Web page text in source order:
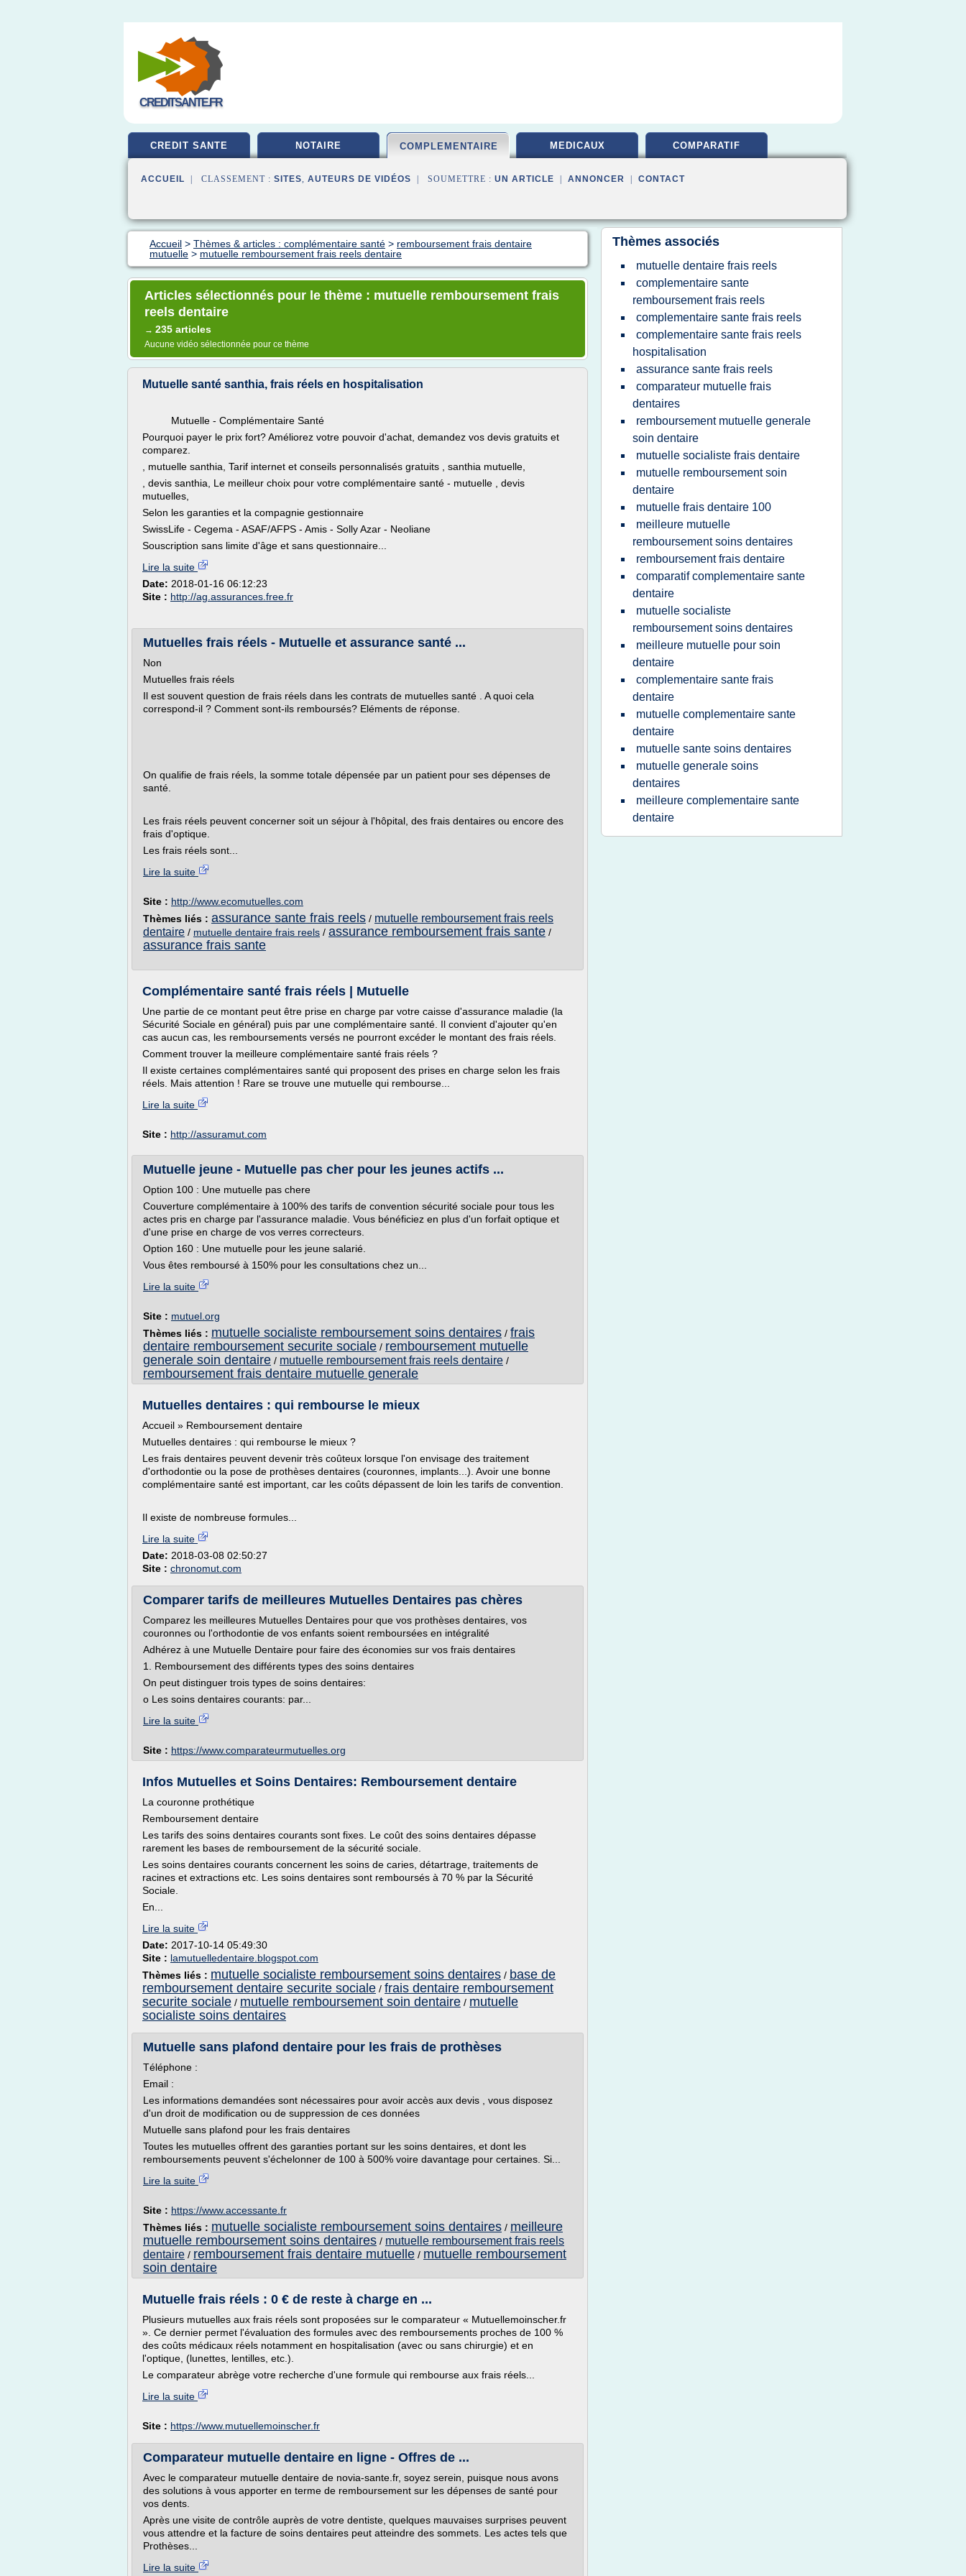
CREDITSANTE.FR
CREDIT SANTE NOTAIRE COMPLEMENTAIRE MEDICAUX COMPARATIF
ACCUEIL | CLASSEMENT : SITES, AUTEURS DE VIDÉOS | SOUMETTRE : UN ARTICLE ANNONCER CONTACT
Accueil > Thèmes & articles : complémentaire santé > remboursement frais dentaire
mutuelle > mutuelle remboursement frais reels dentaire
Articles sélectionnés pour le thème : mutuelle remboursement frais
reels dentaire
→ 235 articles
Aucune vidéo sélectionnée pour ce thème
Mutuelle santé santhia, frais réels en hospitalisation
Mutuelle - Complémentaire Santé
Pourquoi payer le prix fort? Améliorez votre pouvoir d'achat, demandez vos devis gratuits et
comparez.
, mutuelle santhia, Tarif internet et conseils personnalisés gratuits , santhia mutuelle,
, devis santhia, Le meilleur choix pour votre complémentaire santé - mutuelle , devis
mutuelles,
Selon les garanties et la compagnie gestionnaire
SwissLife - Cegema - ASAF/AFPS - Amis - Solly Azar - Neoliane
Souscription sans limite d'âge et sans questionnaire...
Lire la suite
Date: 2018-01-16 06:12:23
Site : http://ag.assurances.free.fr
Mutuelles frais réels - Mutuelle et assurance santé ...
Non
Mutuelles frais réels
Il est souvent question de frais réels dans les contrats de mutuelles santé . A quoi cela
correspond-il ? Comment sont-ils remboursés? Eléments de réponse.
On qualifie de frais réels, la somme totale dépensée par un patient pour ses dépenses de
santé.
Les frais réels peuvent concerner soit un séjour à l'hôpital, des frais dentaires ou encore des
frais d'optique.
Les frais réels sont...
Lire la suite
Site : http://www.ecomutuelles.com
Thèmes liés : assurance sante frais reels / mutuelle remboursement frais reels
dentaire / mutuelle dentaire frais reels / assurance remboursement frais sante /
assurance frais sante
Complémentaire santé frais réels | Mutuelle
Une partie de ce montant peut être prise en charge par votre caisse d'assurance maladie (la
Sécurité Sociale en général) puis par une complémentaire santé. Il convient d'ajouter qu'en
cas aucun cas, les remboursements versés ne pourront excéder le montant des frais réels.
Comment trouver la meilleure complémentaire santé frais réels ?
Il existe certaines complémentaires santé qui proposent des prises en charge selon les frais
réels. Mais attention ! Rare se trouve une mutuelle qui rembourse...
Lire la suite
Site : http://assuramut.com
Mutuelle jeune - Mutuelle pas cher pour les jeunes actifs ...
Option 100 : Une mutuelle pas chere
Couverture complémentaire à 100% des tarifs de convention sécurité sociale pour tous les
actes pris en charge par l'assurance maladie. Vous bénéficiez en plus d'un forfait optique et
d'une prise en charge de vos verres correcteurs.
Option 160 : Une mutuelle pour les jeune salarié.
Vous êtes remboursé à 150% pour les consultations chez un...
Lire la suite
Site : mutuel.org
Thèmes liés : mutuelle socialiste remboursement soins dentaires / frais
dentaire remboursement securite sociale / remboursement mutuelle
generale soin dentaire / mutuelle remboursement frais reels dentaire /
remboursement frais dentaire mutuelle generale
Mutuelles dentaires : qui rembourse le mieux
Accueil » Remboursement dentaire
Mutuelles dentaires : qui rembourse le mieux ?
Les frais dentaires peuvent devenir très coûteux lorsque l'on envisage des traitement
d'orthodontie ou la pose de prothèses dentaires (couronnes, implants...). Avoir une bonne
complémentaire santé est important, car les coûts dépassent de loin les tarifs de convention.
Il existe de nombreuse formules...
Lire la suite
Date: 2018-03-08 02:50:27
Site : chronomut.com
Comparer tarifs de meilleures Mutuelles Dentaires pas chères
Comparez les meilleures Mutuelles Dentaires pour que vos prothèses dentaires, vos
couronnes ou l'orthodontie de vos enfants soient remboursées en intégralité
Adhérez à une Mutuelle Dentaire pour faire des économies sur vos frais dentaires
1. Remboursement des différents types des soins dentaires
On peut distinguer trois types de soins dentaires:
o Les soins dentaires courants: par...
Lire la suite
Site : https://www.comparateurmutuelles.org
Infos Mutuelles et Soins Dentaires: Remboursement dentaire
La couronne prothétique
Remboursement dentaire
Les tarifs des soins dentaires courants sont fixes. Le coût des soins dentaires dépasse
rarement les bases de remboursement de la sécurité sociale.
Les soins dentaires courants concernent les soins de caries, détartrage, traitements de
racines et extractions etc. Les soins dentaires sont remboursés à 70 % par la Sécurité
Sociale.
En...
Lire la suite
Date: 2017-10-14 05:49:30
Site : lamutuelledentaire.blogspot.com
Thèmes liés : mutuelle socialiste remboursement soins dentaires / base de
remboursement dentaire securite sociale / frais dentaire remboursement
securite sociale / mutuelle remboursement soin dentaire / mutuelle
socialiste soins dentaires
Mutuelle sans plafond dentaire pour les frais de prothèses
Téléphone :
Email :
Les informations demandées sont nécessaires pour avoir accès aux devis , vous disposez
d'un droit de modification ou de suppression de ces données
Mutuelle sans plafond pour les frais dentaires
Toutes les mutuelles offrent des garanties portant sur les soins dentaires, et dont les
remboursements peuvent s'échelonner de 100 à 500% voire davantage pour certaines. Si...
Lire la suite
Site : https://www.accessante.fr
Thèmes liés : mutuelle socialiste remboursement soins dentaires / meilleure
mutuelle remboursement soins dentaires / mutuelle remboursement frais reels
dentaire / remboursement frais dentaire mutuelle / mutuelle remboursement
soin dentaire
Mutuelle frais réels : 0 € de reste à charge en ...
Plusieurs mutuelles aux frais réels sont proposées sur le comparateur « Mutuellemoinscher.fr
». Ce dernier permet l'évaluation des formules avec des remboursements proches de 100 %
des coûts médicaux réels notamment en hospitalisation (avec ou sans chirurgie) et en
l'optique, (lunettes, lentilles, etc.).
Le comparateur abrège votre recherche d'une formule qui rembourse aux frais réels...
Lire la suite
Site : https://www.mutuellemoinscher.fr
Comparateur mutuelle dentaire en ligne - Offres de ...
Avec le comparateur mutuelle dentaire de novia-sante.fr, soyez serein, puisque nous avons
des solutions à vous apporter en terme de remboursement sur les dépenses de santé pour
vos dents.
Après une visite de contrôle auprès de votre dentiste, quelques mauvaises surprises peuvent
vous attendre et la facture de soins dentaires peut atteindre des sommets. Les actes tels que
Prothèses...
Lire la suite
Thèmes associés
mutuelle dentaire frais reels
complementaire sante
remboursement frais reels
complementaire sante frais reels
complementaire sante frais reels
hospitalisation
assurance sante frais reels
comparateur mutuelle frais
dentaires
remboursement mutuelle generale
soin dentaire
mutuelle socialiste frais dentaire
mutuelle remboursement soin
dentaire
mutuelle frais dentaire 100
meilleure mutuelle
remboursement soins dentaires
remboursement frais dentaire
comparatif complementaire sante
dentaire
mutuelle socialiste
remboursement soins dentaires
meilleure mutuelle pour soin
dentaire
complementaire sante frais
dentaire
mutuelle complementaire sante
dentaire
mutuelle sante soins dentaires
mutuelle generale soins
dentaires
meilleure complementaire sante
dentaire